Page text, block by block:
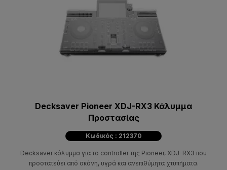
Decksaver Pioneer XDJ-RX3 Κάλυμμα
Προστασίας
Κωδικός : 212370
Decksaver κάλυμμα για το controller της Pioneer, XDJ-RX3 που
προστατεύει από σκόνη, υγρά και ανεπιθύμητα χτυπήματα.